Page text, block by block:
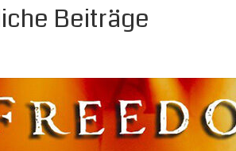
Beiträge